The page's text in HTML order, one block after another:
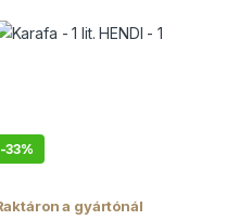
-33%
a gyártónál